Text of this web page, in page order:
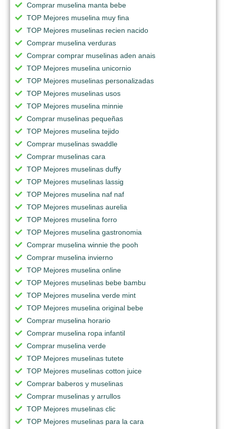
Comprar muselina manta bebe
TOP Mejores muselina muy fina
TOP Mejores muselinas recien nacido
Comprar muselina verduras
Comprar comprar muselinas aden anais
TOP Mejores muselina unicornio
TOP Mejores muselinas personalizadas
TOP Mejores muselinas usos
TOP Mejores muselina minnie
Comprar muselinas pequeñas
TOP Mejores muselina tejido
Comprar muselinas swaddle
Comprar muselinas cara
TOP Mejores muselinas duffy
TOP Mejores muselinas lassig
TOP Mejores muselina naf naf
TOP Mejores muselinas aurelia
TOP Mejores muselina forro
TOP Mejores muselina gastronomia
Comprar muselina winnie the pooh
Comprar muselina invierno
TOP Mejores muselina online
TOP Mejores muselinas bebe bambu
TOP Mejores muselina verde mint
TOP Mejores muselina original bebe
Comprar muselina horario
Comprar muselina ropa infantil
Comprar muselina verde
TOP Mejores muselinas tutete
TOP Mejores muselinas cotton juice
Comprar baberos y muselinas
Comprar muselinas y arrullos
TOP Mejores muselinas clic
TOP Mejores muselinas para la cara